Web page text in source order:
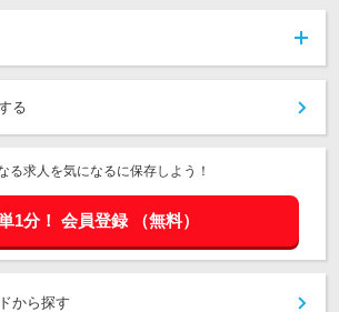
る
る求人を気になるに保存しよう！
1分！ 会員登録 （無料）
から探す